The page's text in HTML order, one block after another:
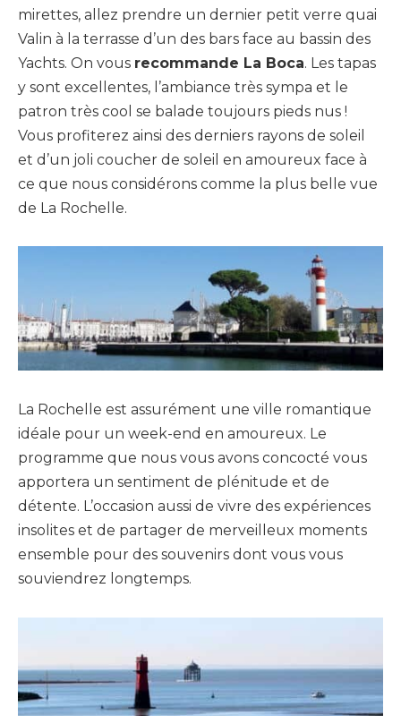
mirettes, allez prendre un dernier petit verre quai
Valin à la terrasse d’un des bars face au bassin des
Yachts. On vous recommande La Boca. Les tapas
y sont excellentes, l’ambiance très sympa et le
patron très cool se balade toujours pieds nus !
Vous profiterez ainsi des derniers rayons de soleil
et d’un joli coucher de soleil en amoureux face à
ce que nous considérons comme la plus belle vue
de La Rochelle.
La Rochelle est assurément une ville romantique
idéale pour un week-end en amoureux. Le
programme que nous vous avons concocté vous
apportera un sentiment de plénitude et de
détente. L’occasion aussi de vivre des expériences
insolites et de partager de merveilleux moments
ensemble pour des souvenirs dont vous vous
souviendrez longtemps.